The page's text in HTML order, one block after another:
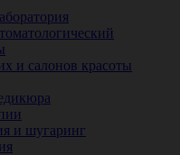
и салонов красоты
и шугаринг